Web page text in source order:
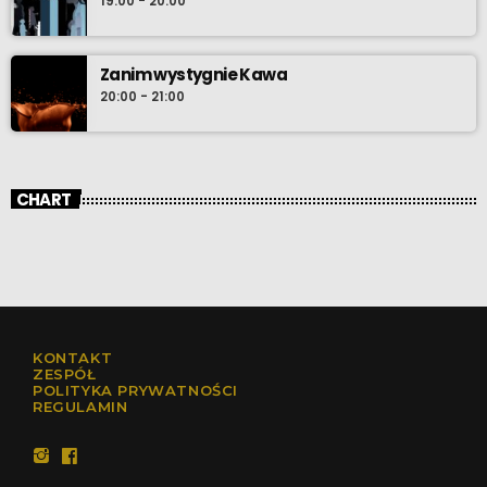
Zanim wystygnie Kawa
20:00 - 21:00
CHART
KONTAKT
ZESPÓŁ
POLITYKA PRYWATNOŚCI
REGULAMIN